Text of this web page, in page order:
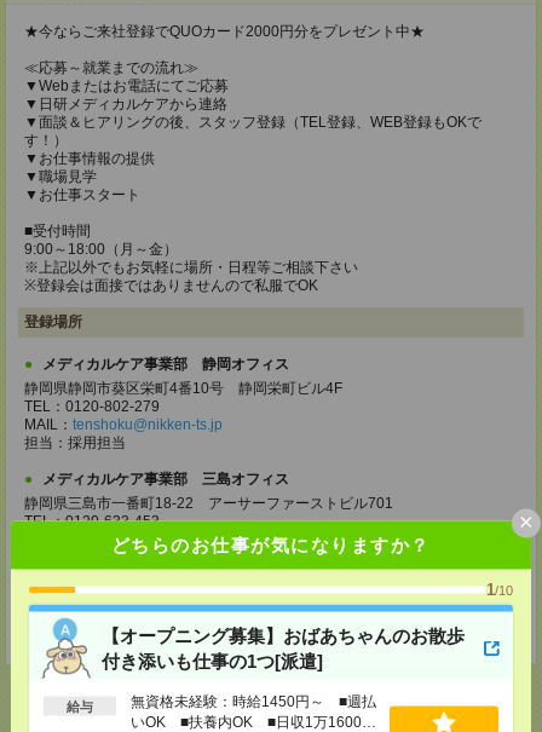
どちらのお仕事が気になりますか？
1/10
【オープニング募集】おばあちゃんのお散歩
付き添いも仕事の1つ[派遣]
給与
無資格未経験：時給1450円～ ■週払
いOK ■扶養内OK ■日収1万1600円
×
★今ならご来社登録でQUOカード2000円分をプレゼント中★
≪応募～就業までの流れ≫
▼Webまたはお電話にてご応募
▼日研メディカルケアから連絡
▼面談＆ヒアリングの後、スタッフ登録（TEL登録、WEB登録もOKで
す！）
▼お仕事情報の提供
▼職場見学
▼お仕事スタート
■受付時間
9:00～18:00（月～金）
※上記以外でもお気軽に場所・日程等ご相談下さい
※登録会は面接ではありませんので私服でOK
登録場所
メディカルケア事業部 静岡オフィス
静岡県静岡市葵区栄町4番10号 静岡栄町ビル4F
TEL：0120-802-279
MAIL： tenshoku@nikken-ts.jp
担当：採用担当
メディカルケア事業部 三島オフィス
静岡県三島市一番町18-22 アーサーファーストビル701
TEL：0120-633-453
tenshoku@nikken-ts.jp
担当：採用担当
登録交通費
★今ならご来社登録でQUOカード2000円分をプレゼント中★